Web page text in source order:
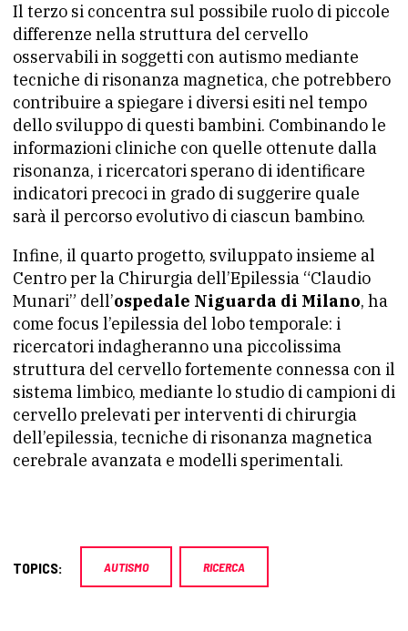
Il terzo si concentra sul possibile ruolo di piccole
differenze nella struttura del cervello
osservabili in soggetti con autismo mediante
tecniche di risonanza magnetica, che potrebbero
contribuire a spiegare i diversi esiti nel tempo
dello sviluppo di questi bambini. Combinando le
informazioni cliniche con quelle ottenute dalla
risonanza, i ricercatori sperano di identificare
indicatori precoci in grado di suggerire quale
sarà il percorso evolutivo di ciascun bambino.
Infine, il quarto progetto, sviluppato insieme al
Centro per la Chirurgia dell’Epilessia “Claudio
Munari” dell’ospedale Niguarda di Milano, ha
come focus l’epilessia del lobo temporale: i
ricercatori indagheranno una piccolissima
struttura del cervello fortemente connessa con il
sistema limbico, mediante lo studio di campioni di
cervello prelevati per interventi di chirurgia
dell’epilessia, tecniche di risonanza magnetica
cerebrale avanzata e modelli sperimentali.
TOPICS: AUTISMO RICERCA